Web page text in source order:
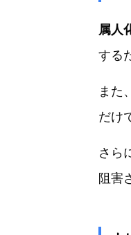
属人
する
また
だけ
さら
阻害